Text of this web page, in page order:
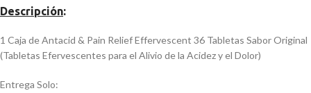
Descripción:
1 Caja de Antacid & Pain Relief Effervescent 36 Tabletas Sabor Original
(Tabletas Efervescentes para el Alivio de la Acidez y el Dolor)
Entrega Solo: